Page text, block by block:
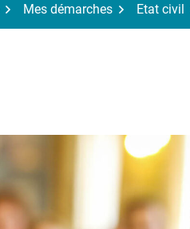
Mes démarches Etat civil